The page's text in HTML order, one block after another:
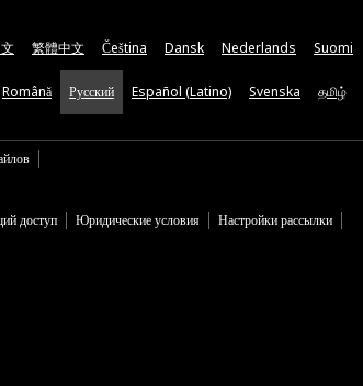
繁體中文 Čeština Dansk Nederlands Suomi
Română Русский Español (Latino) Svenska தமிழ்
доступ Юридические условия Настройки рассылки